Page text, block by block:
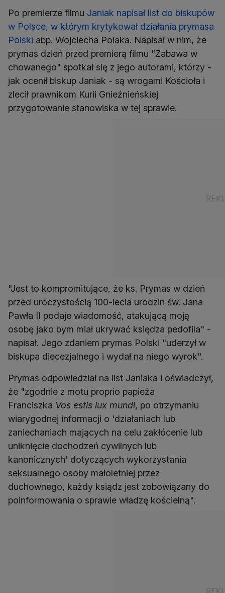
Po premierze filmu Janiak napisał list do biskupów
w Polsce, w którym krytykował działania prymasa
Polski abp. Wojciecha Polaka. Napisał w nim, że
prymas dzień przed premierą filmu "Zabawa w
chowanego" spotkał się z jego autorami, którzy -
jak ocenił biskup Janiak - są wrogami Kościoła i
zlecił prawnikom Kurii Gnieźnieńskiej
przygotowanie stanowiska w tej sprawie.
"Jest to kompromitujące, że ks. Prymas w dzień
przed uroczystością 100-lecia urodzin św. Jana
Pawła II podaje wiadomość, atakującą moją
osobę jako bym miał ukrywać księdza pedofila" -
napisał. Jego zdaniem prymas Polski "uderzył w
biskupa diecezjalnego i wydał na niego wyrok".
Prymas odpowiedział na list Janiaka i oświadczył,
że "zgodnie z motu proprio papieża
Franciszka Vos estis lux mundi, po otrzymaniu
wiarygodnej informacji o 'działaniach lub
zaniechaniach mających na celu zakłócenie lub
uniknięcie dochodzeń cywilnych lub
kanonicznych' dotyczących wykorzystania
seksualnego osoby małoletniej przez
duchownego, każdy ksiądz jest zobowiązany do
poinformowania o sprawie władzę kościelną".